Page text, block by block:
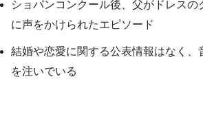
ショパンコンクール後、父がドレスの
に声をかけられたエピソード
結婚や恋愛に関する公表情報はなく、
を注いでいる